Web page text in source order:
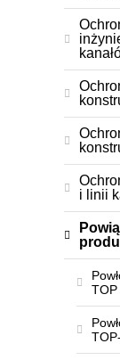
i linii
TOP